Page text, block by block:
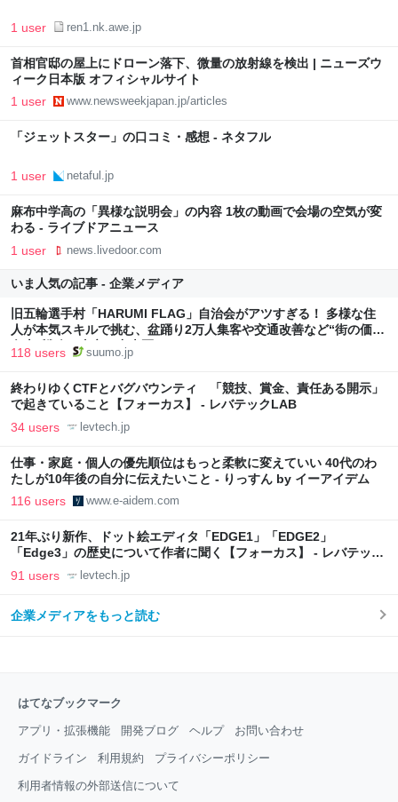
1 user ren1.nk.awe.jp
首相官邸の屋上にドローン落下、微量の放射線を検出 | ニューズウ
ィーク日本版 オフィシャルサイト
1 user www.newsweekjapan.jp/articles
「ジェットスター」の口コミ・感想 - ネタフル
1 user netaful.jp
麻布中学高の「異様な説明会」の内容 1枚の動画で会場の空気が変
わる - ライブドアニュース
1 user news.livedoor.com
いま人気の記事 - 企業メディア
旧五輪選手村「HARUMI FLAG」自治会がアツすぎる！ 多様な住
人が本気スキルで挑む、盆踊り2万人集客や交通改善など“街の価値
向上”戦略 東京・中央区
118 users suumo.jp
終わりゆくCTFとバグバウンティ 「競技、賞金、責任ある開示」
で起きていること【フォーカス】 - レバテックLAB
34 users levtech.jp
仕事・家庭・個人の優先順位はもっと柔軟に変えていい 40代のわ
たしが10年後の自分に伝えたいこと - りっすん by イーアイデム
116 users www.e-aidem.com
21年ぶり新作、ドット絵エディタ「EDGE1」「EDGE2」
「Edge3」の歴史について作者に聞く【フォーカス】 - レバテック
LAB
91 users levtech.jp
企業メディアをもっと読む
はてなブックマーク
アプリ・拡張機能 開発ブログ ヘルプ お問い合わせ
ガイドライン 利用規約 プライバシーポリシー
利用者情報の外部送信について